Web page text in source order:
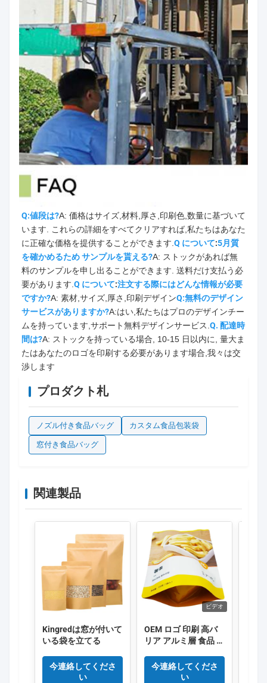
Q:値段は?A: 価格はサイズ,材料,厚さ,印刷色,数量に基づいて
います. これらの詳細をすべてクリアすれば,私たちはあなた
に正確な価格を提供することができます. Q について:5月 質
を確かめるため サンプルを貰える?A: ストックがあれば無
料のサンプルを申し出ることができます. 送料だけ支払う必
要があります. Q について:注文する際にはどんな情報が必要
ですか?A: 素材,サイズ,厚さ,印刷デザインQ:無料のデザイン
サービスがありますか?A:はい,私たちはプロのデザインチー
ムを持っています,サポート無料デザインサービス. Q. 配達時
間は?A: ストックを持っている場合, 10-15 日以内に, 量大ま
たはあなたのロゴを印刷する必要があります場合,我々は交
渉します
プロダクト札
ノズル付き食品バッグ カスタム食品包装袋
窓付き食品バッグ
関連製品
Kingredは窓が付いて
いる袋を立てる
今連絡してくださ
い
ビデオ
OEM ロゴ 印刷 高バ
リア アルミ層 食品 梱
今連絡してくださ
い